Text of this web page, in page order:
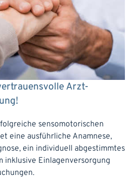
Arzt-
sensomotorischen
eine ausführliche Anamnese,
ein individuell abgestimmtes
inklusive Einlagenversorgung